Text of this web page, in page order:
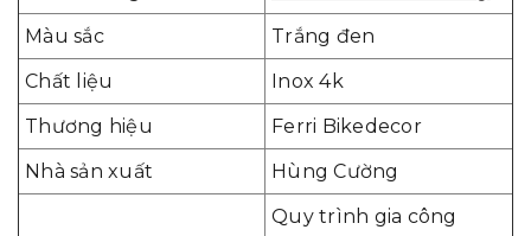
Màu sắc
Trắng đen
Chất liệu
Inox 4k
Thương hiệu
Ferri Bikedecor
Nhà sản xuất
Hùng Cường
Quy trình gia công